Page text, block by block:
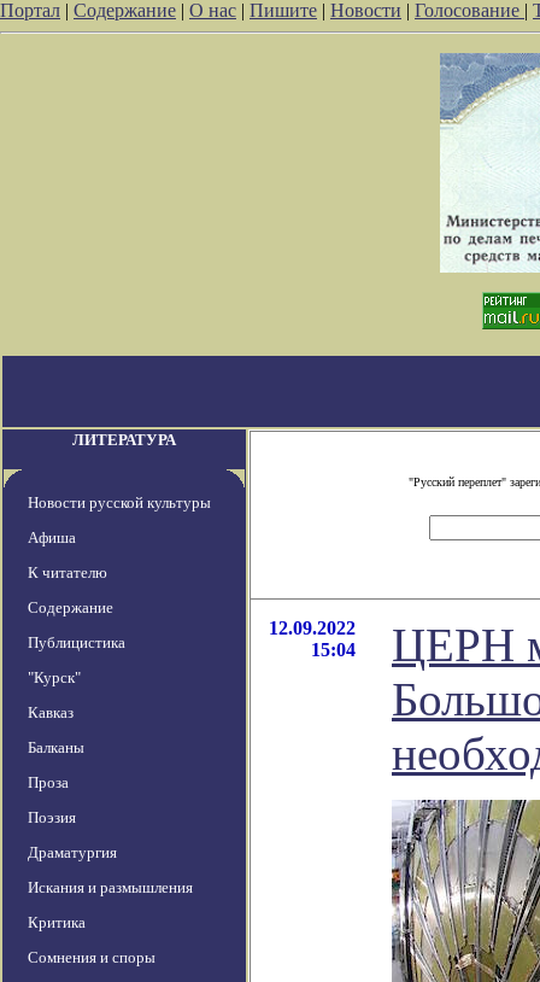
Портал | Содержание | О нас | Пишите | Новости | Голосование |
ЛИТЕРАТУРА
Новости русской культуры
Афиша
К читателю
Содержание
Публицистика
"Курск"
Кавказ
Балканы
Проза
Поэзия
Драматургия
Искания и размышления
Критика
Сомнения и споры
"Русский переплет"
12.09.2022
15:04
ЦЕРН